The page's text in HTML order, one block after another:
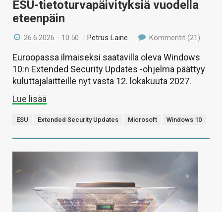
ESU-tietoturvapäivityksiä vuodella
eteenpäin
26.6.2026 - 10:50 /Petrus Laine Kommentit (21)
Euroopassa ilmaiseksi saatavilla oleva Windows
10:n Extended Security Updates -ohjelma päättyy
kuluttajalaitteille nyt vasta 12. lokakuuta 2027.
Lue lisää
ESU Extended Security Updates Microsoft Windows 10